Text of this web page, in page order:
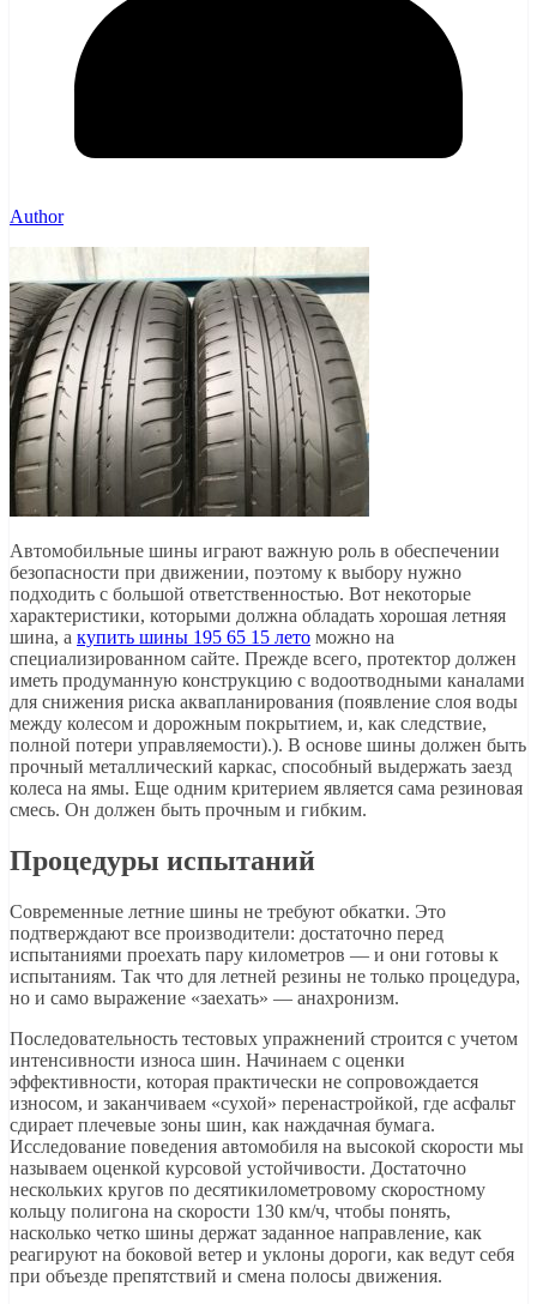
Author
Автомобильные шины играют важную роль в обеспечении
безопасности при движении, поэтому к выбору нужно
подходить с большой ответственностью. Вот некоторые
характеристики, которыми должна обладать хорошая летняя
шина, а купить шины 195 65 15 лето можно на
специализированном сайте. Прежде всего, протектор должен
иметь продуманную конструкцию с водоотводными каналами
для снижения риска аквапланирования (появление слоя воды
между колесом и дорожным покрытием, и, как следствие,
полной потери управляемости).). В основе шины должен быть
прочный металлический каркас, способный выдержать заезд
колеса на ямы. Еще одним критерием является сама резиновая
смесь. Он должен быть прочным и гибким.
Процедуры испытаний
Современные летние шины не требуют обкатки. Это
подтверждают все производители: достаточно перед
испытаниями проехать пару километров — и они готовы к
испытаниям. Так что для летней резины не только процедура,
но и само выражение «заехать» — анахронизм.
Последовательность тестовых упражнений строится с учетом
интенсивности износа шин. Начинаем с оценки
эффективности, которая практически не сопровождается
износом, и заканчиваем «сухой» перенастройкой, где асфальт
сдирает плечевые зоны шин, как наждачная бумага.
Исследование поведения автомобиля на высокой скорости мы
называем оценкой курсовой устойчивости. Достаточно
нескольких кругов по десятикилометровому скоростному
кольцу полигона на скорости 130 км/ч, чтобы понять,
насколько четко шины держат заданное направление, как
реагируют на боковой ветер и уклоны дороги, как ведут себя
при объезде препятствий и смена полосы движения.